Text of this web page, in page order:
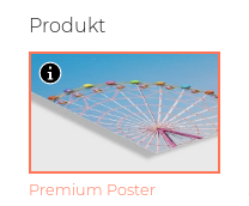
Produkt
Premium Poster